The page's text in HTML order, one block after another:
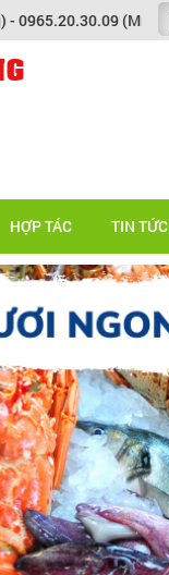
(Mr Tài)
HỢP TÁC TIN TỨC